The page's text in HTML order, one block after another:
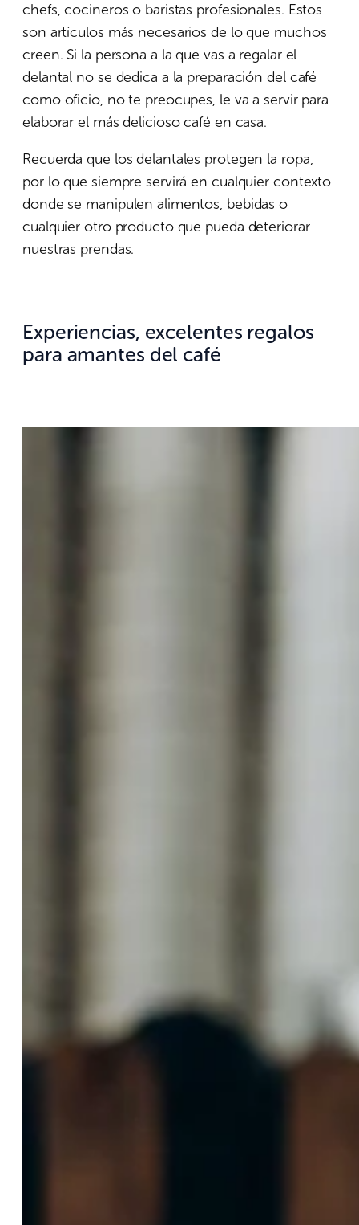
chefs, cocineros o baristas profesionales. Estos
son artículos más necesarios de lo que muchos
creen. Si la persona a la que vas a regalar el
delantal no se dedica a la preparación del café
como oficio, no te preocupes, le va a servir para
elaborar el más delicioso café en casa.
Recuerda que los delantales protegen la ropa,
por lo que siempre servirá en cualquier contexto
donde se manipulen alimentos, bebidas o
cualquier otro producto que pueda deteriorar
nuestras prendas.
Experiencias, excelentes regalos
para amantes del café